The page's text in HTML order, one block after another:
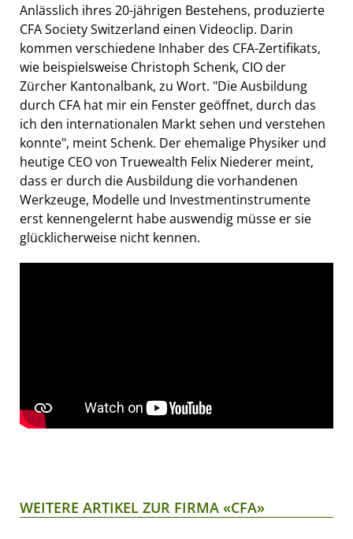
Anlässlich ihres 20-jährigen Bestehens, produzierte
CFA Society Switzerland einen Videoclip. Darin
kommen verschiedene Inhaber des CFA-Zertifikats,
wie beispielsweise Christoph Schenk, CIO der
Zürcher Kantonalbank, zu Wort. "Die Ausbildung
durch CFA hat mir ein Fenster geöffnet, durch das
ich den internationalen Markt sehen und verstehen
konnte", meint Schenk. Der ehemalige Physiker und
heutige CEO von Truewealth Felix Niederer meint,
dass er durch die Ausbildung die vorhandenen
Werkzeuge, Modelle und Investmentinstrumente
erst kennengelernt habe auswendig müsse er sie
glücklicherweise nicht kennen.
WEITERE ARTIKEL ZUR FIRMA «CFA»